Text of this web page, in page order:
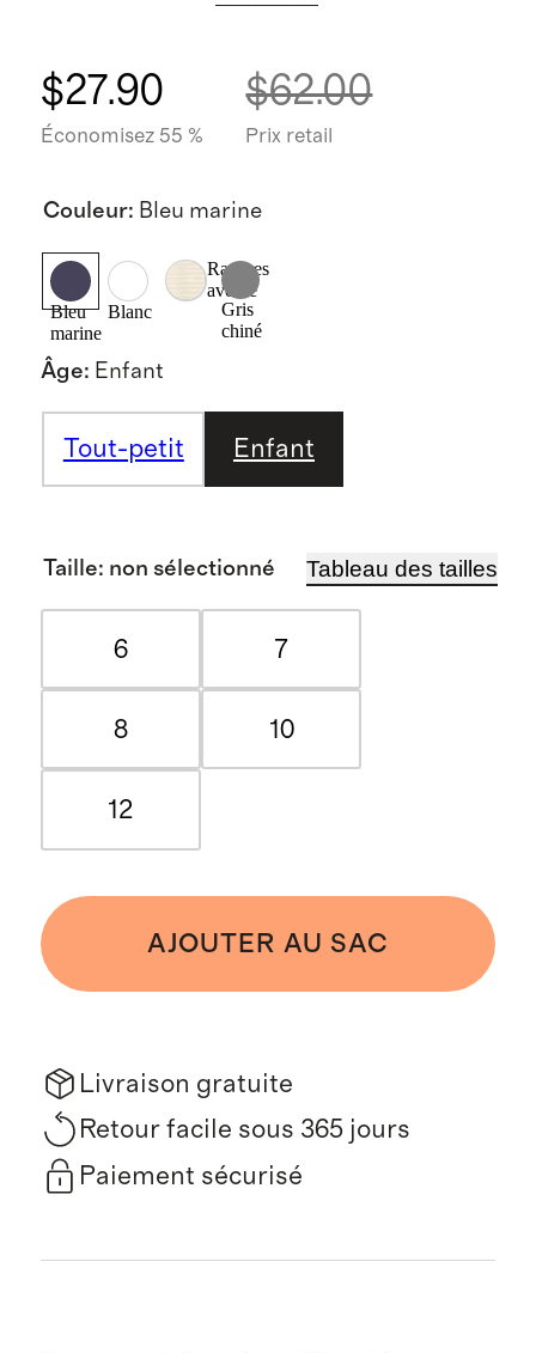
$27.90
Économisez 55 %
$62.00
Prix retail
Couleur: Bleu marine
Bleu
marine
Blanc
Rayures
avoine
Gris
chiné
Âge: Enfant
Tout-petit Enfant
Taille: non sélectionné Tableau des tailles
6 7
8 10
12
AJOUTER AU SAC
Livraison gratuite
Retour facile sous 365 jours
Paiement sécurisé